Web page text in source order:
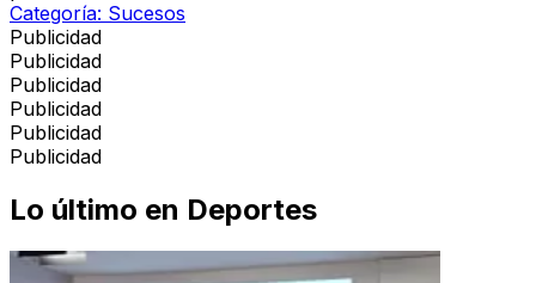
Categoría: Sucesos
Publicidad
Publicidad
Publicidad
Publicidad
Publicidad
Publicidad
Lo último en Deportes